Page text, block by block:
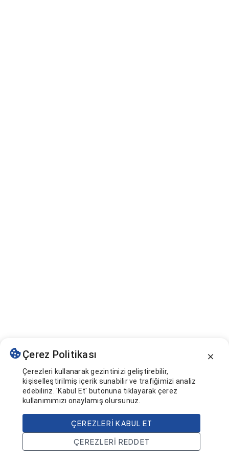
Çerez Politikası
Çerezleri kullanarak gezintinizi geliştirebilir,
kişiselleştirilmiş içerik sunabilir ve trafiğimizi analiz
edebiliriz. 'Kabul Et' butonuna tıklayarak çerez
kullanımımızı onaylamış olursunuz.
ÇEREZLERI KABUL ET
ÇEREZLERI REDDET